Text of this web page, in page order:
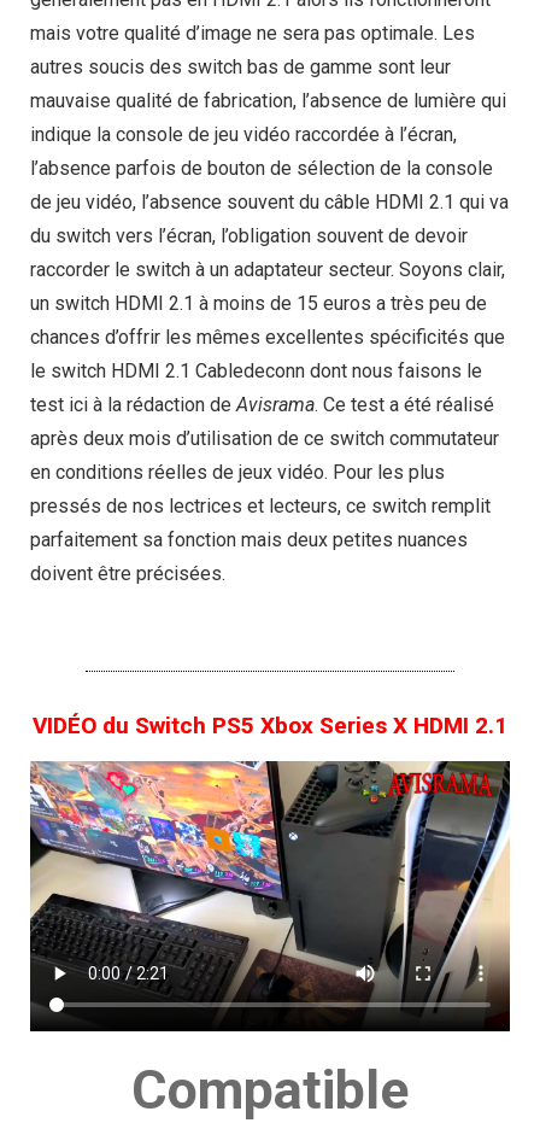
mais votre qualité d’image ne sera pas optimale. Les
autres soucis des switch bas de gamme sont leur
mauvaise qualité de fabrication, l’absence de lumière qui
indique la console de jeu vidéo raccordée à l’écran,
l’absence parfois de bouton de sélection de la console
de jeu vidéo, l’absence souvent du câble HDMI 2.1 qui va
du switch vers l’écran, l’obligation souvent de devoir
raccorder le switch à un adaptateur secteur. Soyons clair,
un switch HDMI 2.1 à moins de 15 euros a très peu de
chances d’offrir les mêmes excellentes spécificités que
le switch HDMI 2.1 Cabledeconn dont nous faisons le
test ici à la rédaction deAvisrama. Ce test a été réalisé
après deux mois d’utilisation de ce switch commutateur
en conditions réelles de jeux vidéo. Pour les plus
pressés de nos lectrices et lecteurs, ce switch remplit
parfaitement sa fonction mais deux petites nuances
doivent être précisées.
VIDÉO du Switch PS5 Xbox Series X HDMI 2.1
Compatible